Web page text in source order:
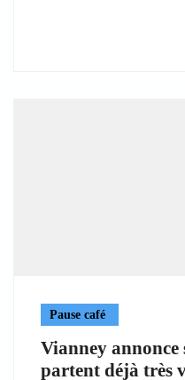
Pause café
Vianney
partent déjà très